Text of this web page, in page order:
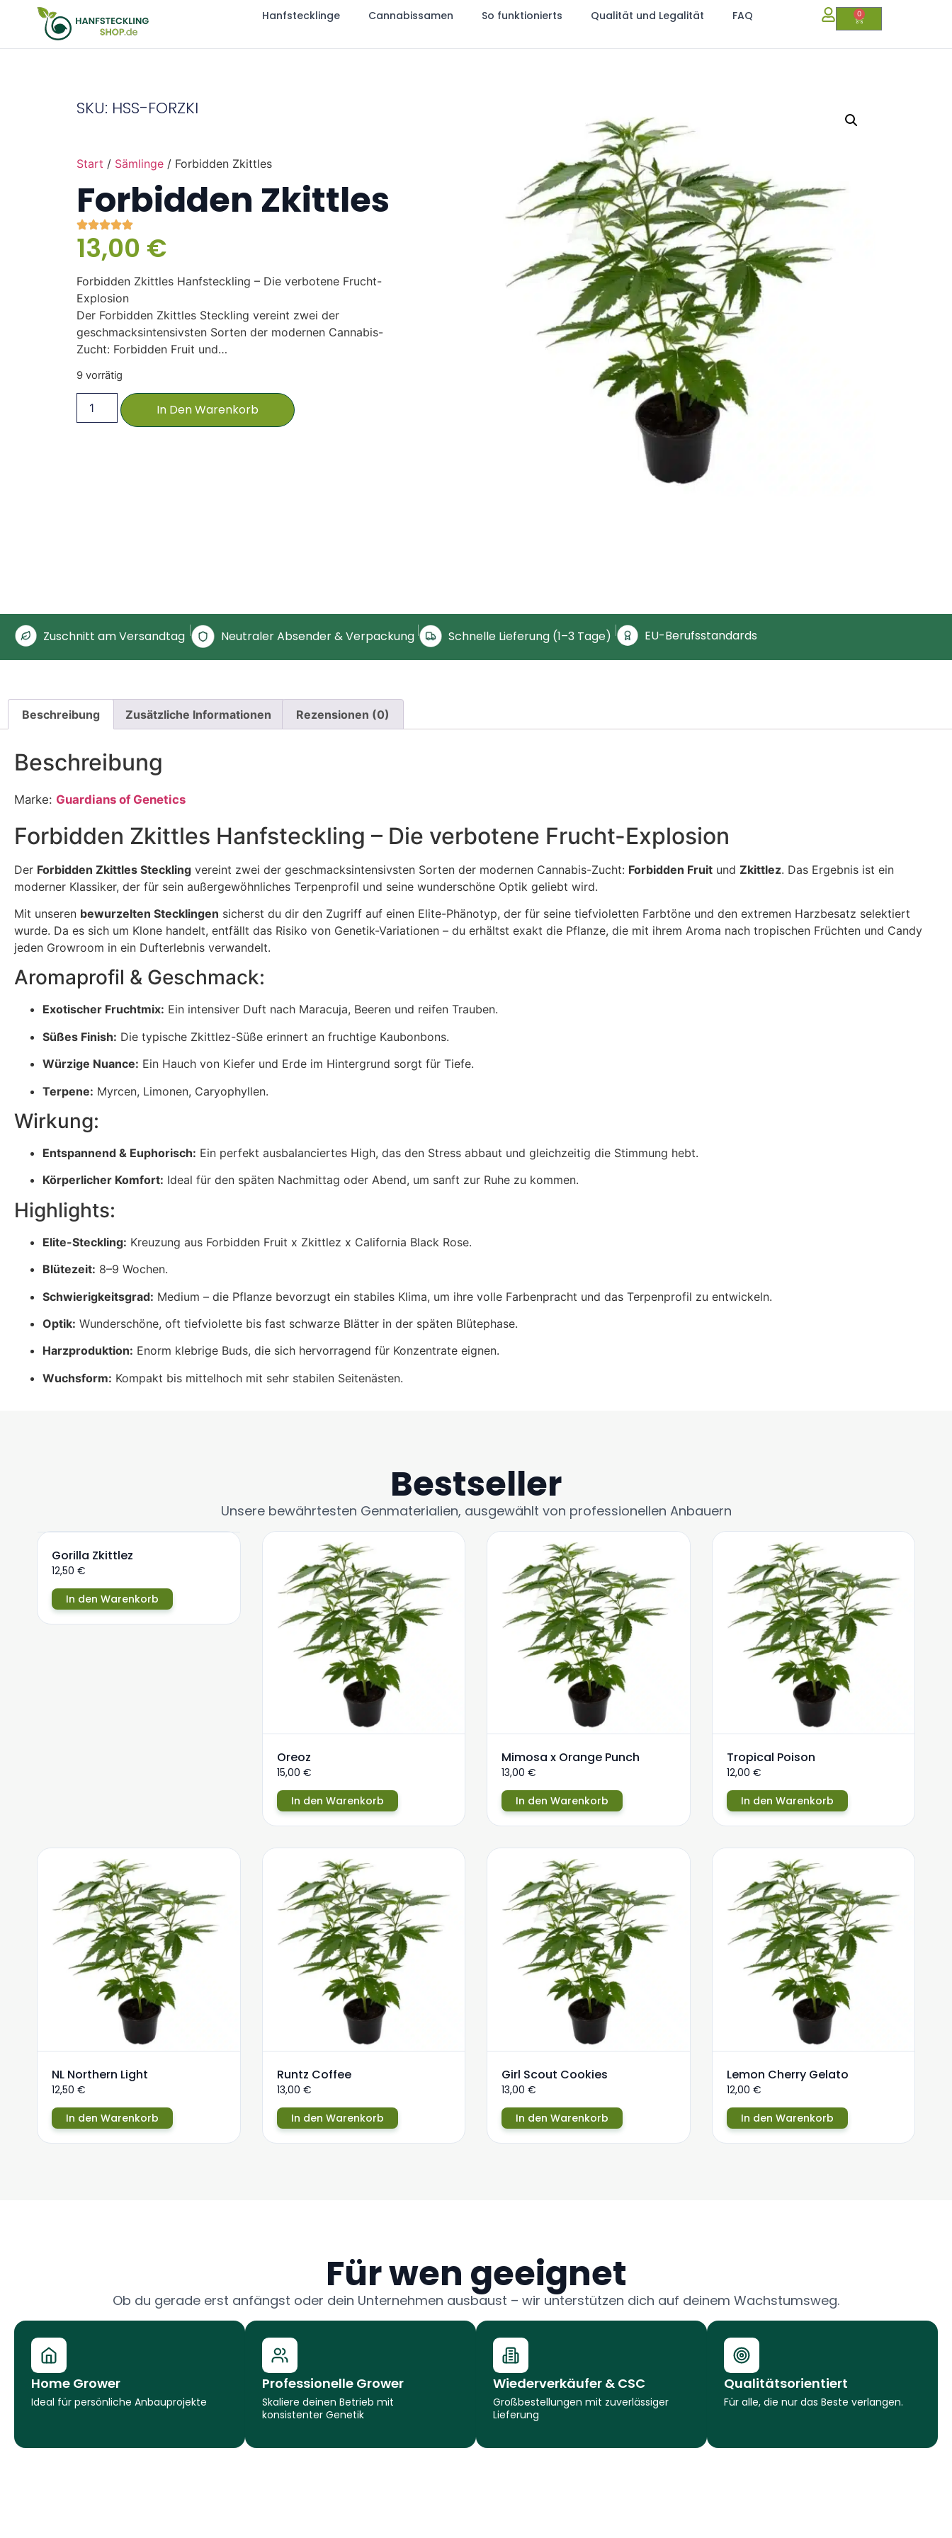
Hanfstecklinge Cannabissamen So funktionierts Qualität und Legalität FAQ 0
SKU: HSS-FORZKI
Start / Sämlinge/ Forbidden Zkittles
Forbidden Zkittles
13,00 €
Forbidden Zkittles Hanfsteckling – Die verbotene Frucht-
Explosion
Der Forbidden Zkittles Steckling vereint zwei der
geschmacksintensivsten Sorten der modernen Cannabis-
Zucht: Forbidden Fruit und…
9 vorrätig
In Den Warenkorb
Zuschnitt am Versandtag Neutraler Absender & Verpackung Schnelle Lieferung (1–3 Tage) EU-Berufsstandards
Beschreibung Zusätzliche Informationen Rezensionen (0)
Beschreibung
Marke: Guardians of Genetics
Forbidden Zkittles Hanfsteckling – Die verbotene Frucht-Explosion
Der Forbidden Zkittles Steckling vereint zwei der geschmacksintensivsten Sorten der modernen Cannabis-Zucht: Forbidden Fruit und Zkittlez. Das Ergebnis ist ein
moderner Klassiker, der für sein außergewöhnliches Terpenprofil und seine wunderschöne Optik geliebt wird.
Mit unseren bewurzelten Stecklingen sicherst du dir den Zugriff auf einen Elite-Phänotyp, der für seine tiefvioletten Farbtöne und den extremen Harzbesatz selektiert
wurde. Da es sich um Klone handelt, entfällt das Risiko von Genetik-Variationen – du erhältst exakt die Pflanze, die mit ihrem Aroma nach tropischen Früchten und Candy
jeden Growroom in ein Dufterlebnis verwandelt.
Aromaprofil & Geschmack:
Exotischer Fruchtmix: Ein intensiver Duft nach Maracuja, Beeren und reifen Trauben.
Süßes Finish: Die typische Zkittlez-Süße erinnert an fruchtige Kaubonbons.
Würzige Nuance: Ein Hauch von Kiefer und Erde im Hintergrund sorgt für Tiefe.
Terpene: Myrcen, Limonen, Caryophyllen.
Wirkung:
Entspannend & Euphorisch: Ein perfekt ausbalanciertes High, das den Stress abbaut und gleichzeitig die Stimmung hebt.
Körperlicher Komfort: Ideal für den späten Nachmittag oder Abend, um sanft zur Ruhe zu kommen.
Highlights:
Elite-Steckling: Kreuzung aus Forbidden Fruit x Zkittlez x California Black Rose.
Blütezeit: 8–9 Wochen.
Schwierigkeitsgrad: Medium – die Pflanze bevorzugt ein stabiles Klima, um ihre volle Farbenpracht und das Terpenprofil zu entwickeln.
Optik: Wunderschöne, oft tiefviolette bis fast schwarze Blätter in der späten Blütephase.
Harzproduktion: Enorm klebrige Buds, die sich hervorragend für Konzentrate eignen.
Wuchsform: Kompakt bis mittelhoch mit sehr stabilen Seitenästen.
Bestseller
Unsere bewährtesten Genmaterialien, ausgewählt von professionellen Anbauern
Gorilla Zkittlez
12,50 €
In den Warenkorb
Oreoz
15,00 €
In den Warenkorb
Mimosa x Orange Punch
13,00 €
In den Warenkorb
Tropical Poison
12,00 €
In den Warenkorb
NL Northern Light
12,50 €
In den Warenkorb
Runtz Coffee
13,00 €
In den Warenkorb
Girl Scout Cookies
13,00 €
In den Warenkorb
Lemon Cherry Gelato
12,00 €
In den Warenkorb
Für wen geeignet
Ob du gerade erst anfängst oder dein Unternehmen ausbaust – wir unterstützen dich auf deinem Wachstumsweg.
Home Grower
Ideal für persönliche Anbauprojekte
Professionelle Grower
Skaliere deinen Betrieb mit
konsistenter Genetik
Wiederverkäufer & CSC
Großbestellungen mit zuverlässiger
Lieferung
Qualitätsorientiert
Für alle, die nur das Beste verlangen.